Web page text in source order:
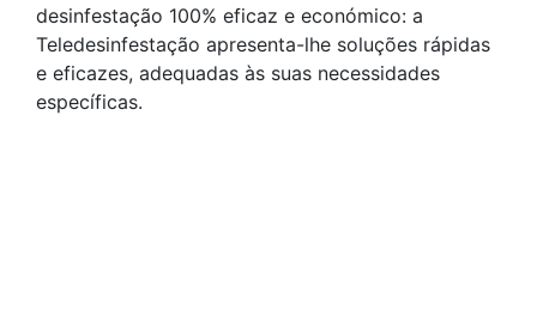
desinfestação 100% eficaz e económico: a
Teledesinfestação apresenta-lhe soluções rápidas
e eficazes, adequadas às suas necessidades
específicas.